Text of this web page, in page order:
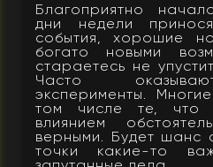
Благоприятно
дни недели
события, хорошие
богато новыми
стараетесь не
Часто
эксперименты.
том числе те, что
влиянием
верными. Будет шанс
точки какие-то